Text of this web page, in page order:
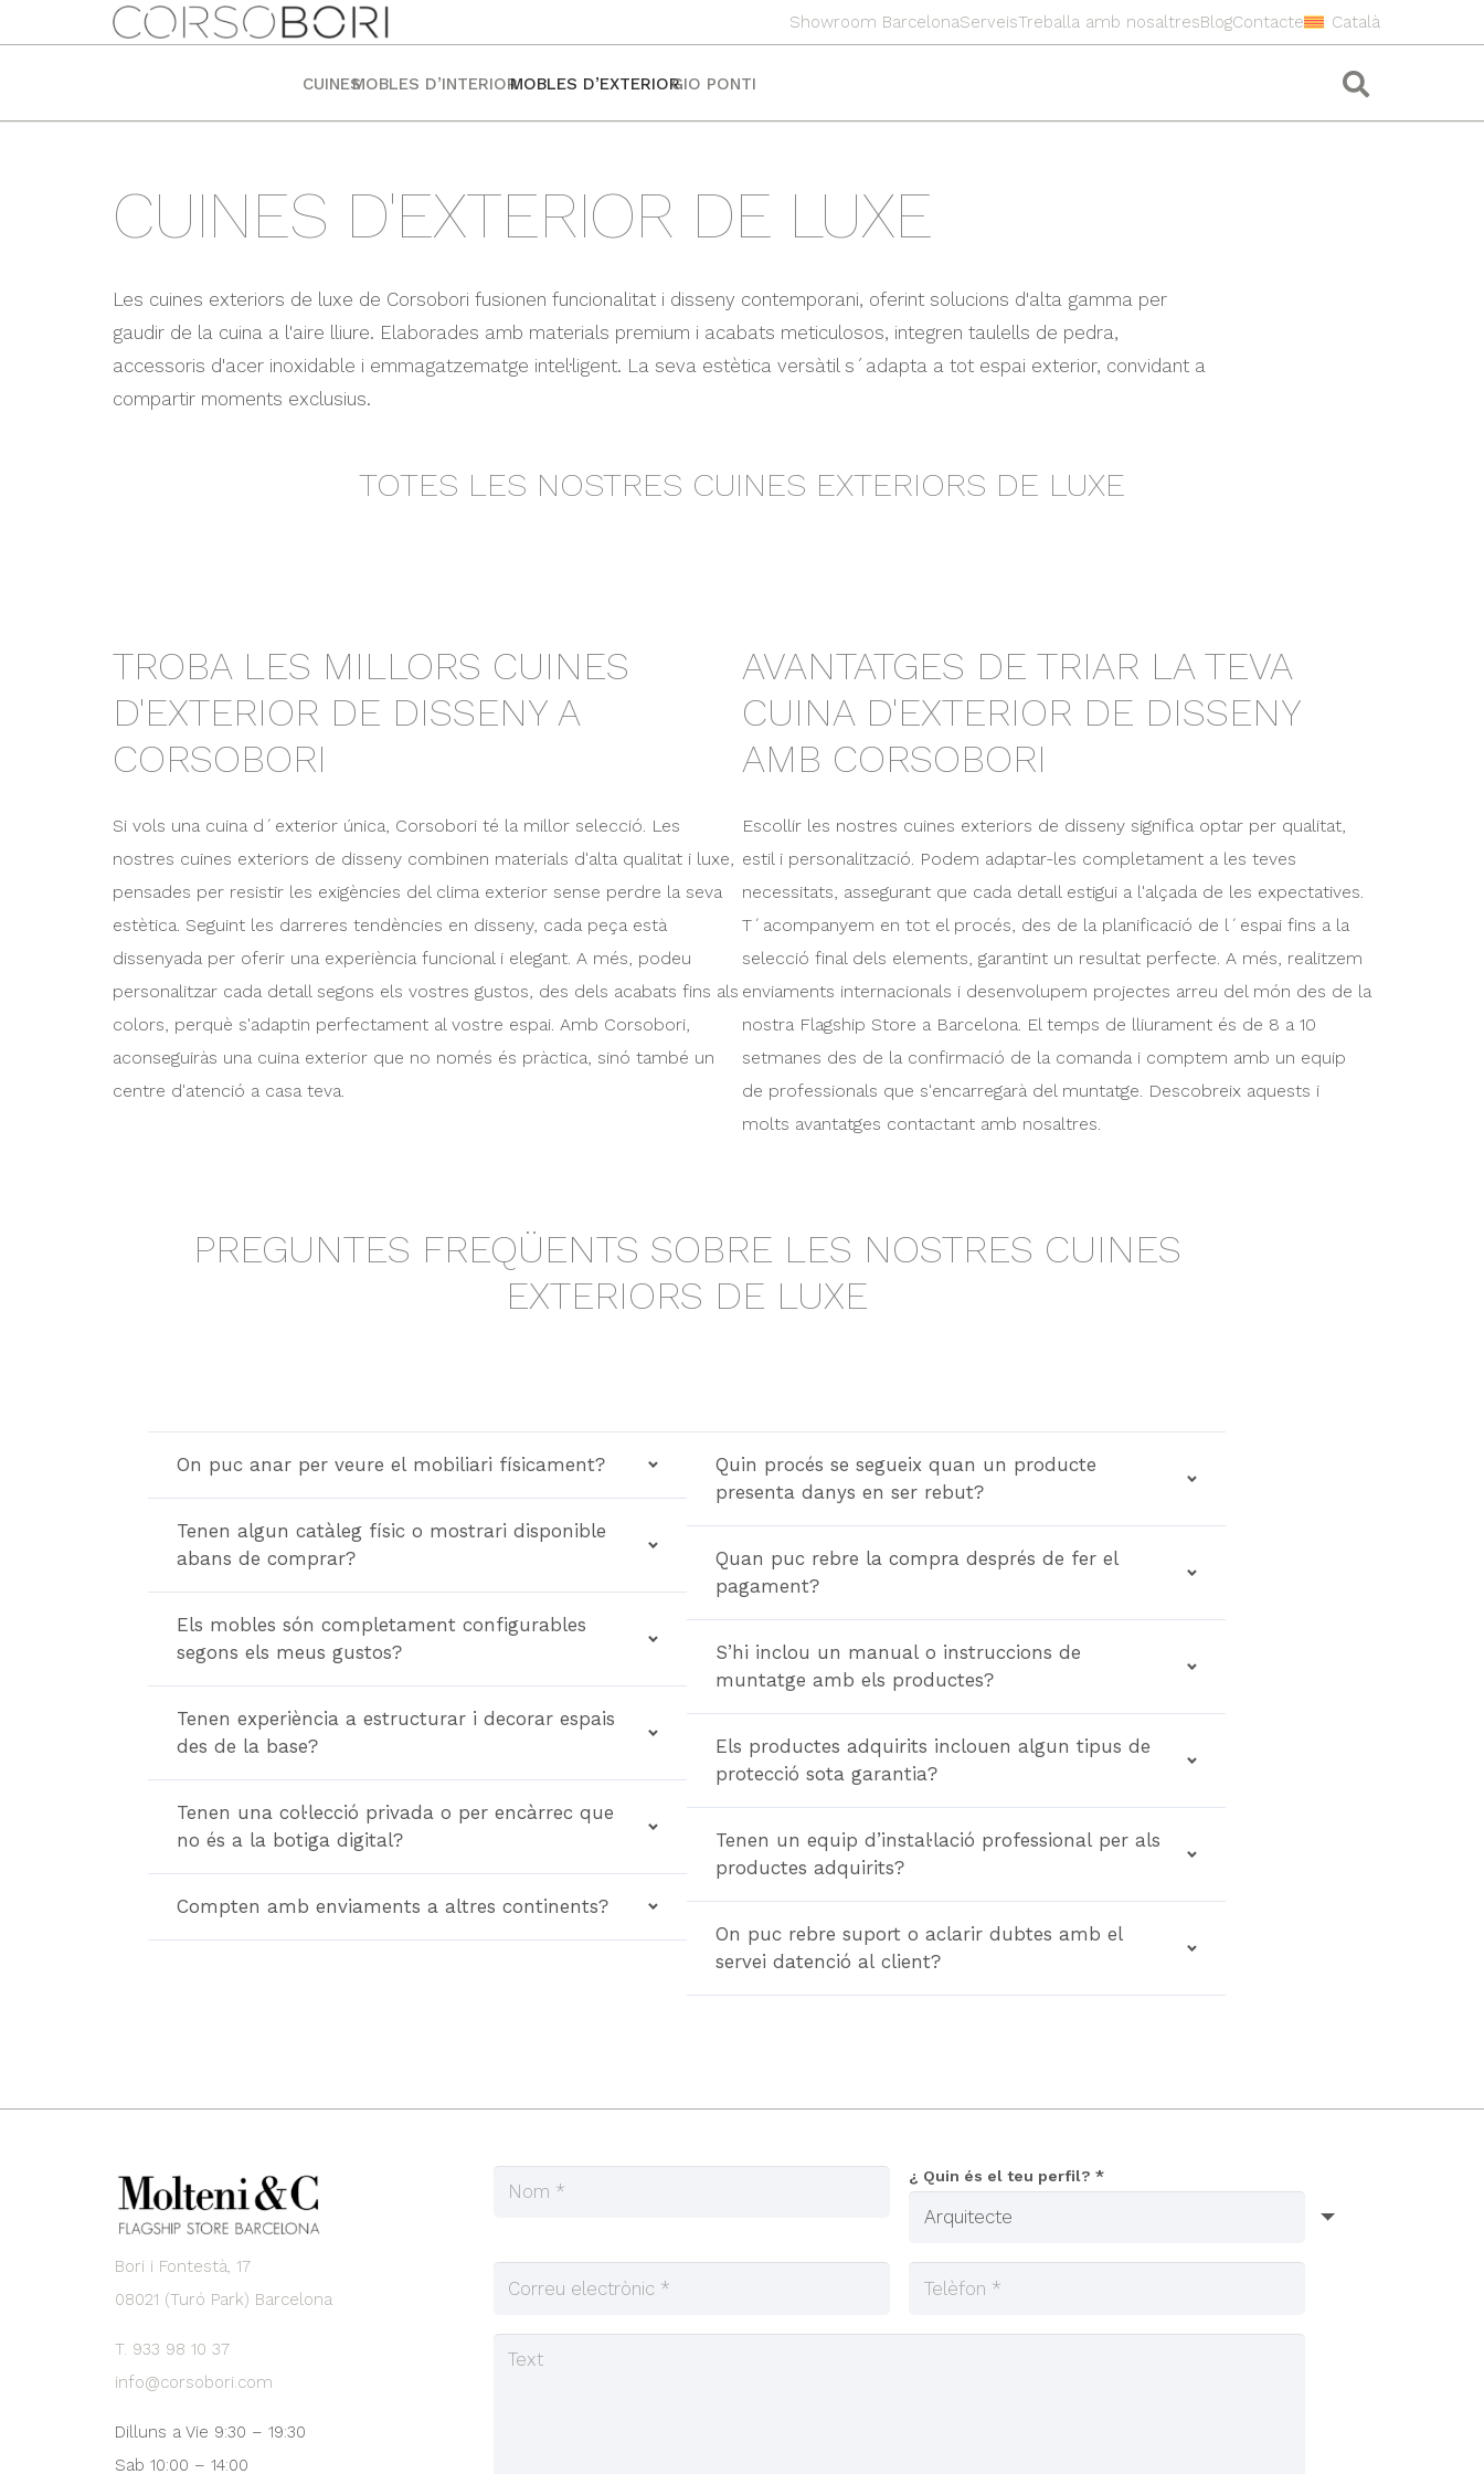
Showroom BarcelonaServeisTreballa amb nosaltresBlogContacte Català
CUINESMOBLES D’INTERIORMOBLES D’EXTERIORGIO PONTI
CUINES D'EXTERIOR DE LUXE
Les cuines exteriors de luxe de Corsobori fusionen funcionalitat i disseny contemporani, oferint solucions d'alta gamma per
gaudir de la cuina a l'aire lliure. Elaborades amb materials premium i acabats meticulosos, integren taulells de pedra,
accessoris d'acer inoxidable i emmagatzematge intel·ligent. La seva estètica versàtil s´adapta a tot espai exterior, convidant a
compartir moments exclusius.
TOTES LES NOSTRES CUINES EXTERIORS DE LUXE
TROBA LES MILLORS CUINES
D'EXTERIOR DE DISSENY A
CORSOBORI
Si vols una cuina d´exterior única, Corsobori té la millor selecció. Les
nostres cuines exteriors de disseny combinen materials d'alta qualitat i luxe,
pensades per resistir les exigències del clima exterior sense perdre la seva
estètica. Seguint les darreres tendències en disseny, cada peça està
dissenyada per oferir una experiència funcional i elegant. A més, podeu
personalitzar cada detall segons els vostres gustos, des dels acabats fins als
colors, perquè s'adaptin perfectament al vostre espai. Amb Corsobori,
aconseguiràs una cuina exterior que no només és pràctica, sinó també un
centre d'atenció a casa teva.
AVANTATGES DE TRIAR LA TEVA
CUINA D'EXTERIOR DE DISSENY
AMB CORSOBORI
Escollir les nostres cuines exteriors de disseny significa optar per qualitat,
estil i personalització. Podem adaptar-les completament a les teves
necessitats, assegurant que cada detall estigui a l'alçada de les expectatives.
T´acompanyem en tot el procés, des de la planificació de l´espai fins a la
selecció final dels elements, garantint un resultat perfecte. A més, realitzem
enviaments internacionals i desenvolupem projectes arreu del món des de la
nostra Flagship Store a Barcelona. El temps de lliurament és de 8 a 10
setmanes des de la confirmació de la comanda i comptem amb un equip
de professionals que s'encarregarà del muntatge. Descobreix aquests i
molts avantatges contactant amb nosaltres.
PREGUNTES FREQÜENTS SOBRE LES NOSTRES CUINES
EXTERIORS DE LUXE
On puc anar per veure el mobiliari físicament?
Tenen algun catàleg físic o mostrari disponible
abans de comprar?
Els mobles són completament configurables
segons els meus gustos?
Tenen experiència a estructurar i decorar espais
des de la base?
Tenen una col·lecció privada o per encàrrec que
no és a la botiga digital?
Compten amb enviaments a altres continents?
Quin procés se segueix quan un producte
presenta danys en ser rebut?
Quan puc rebre la compra després de fer el
pagament?
S’hi inclou un manual o instruccions de
muntatge amb els productes?
Els productes adquirits inclouen algun tipus de
protecció sota garantia?
Tenen un equip d’instal·lació professional per als
productes adquirits?
On puc rebre suport o aclarir dubtes amb el
servei datenció al client?
Bori i Fontestà, 17
08021 (Turó Park) Barcelona
T. 933 98 10 37
info@corsobori.com
Dilluns a Vie 9:30 – 19:30
Sab 10:00 – 14:00
¿ Quin és el teu perfil? *